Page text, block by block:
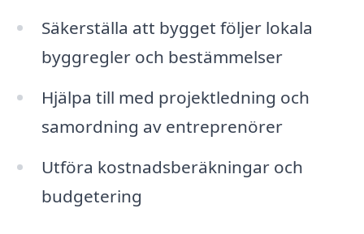
Säkerställa att bygget följer lokala
byggregler och bestämmelser
Hjälpa till med projektledning och
samordning av entreprenörer
Utföra kostnadsberäkningar och
budgetering